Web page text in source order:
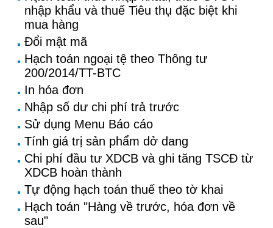
nhập khẩu và thuế Tiêu thụ đặc biệt khi
mua hàng
Đổi mật mã
Hạch toán ngoại tệ theo Thông tư
200/2014/TT-BTC
In hóa đơn
Nhập số dư chi phí trả trước
Sử dụng Menu Báo cáo
Tính giá trị sản phẩm dở dang
Chi phí đầu tư XDCB và ghi tăng TSCĐ từ
XDCB hoàn thành
Tự động hạch toán thuế theo tờ khai
Hạch toán "Hàng về trước, hóa đơn về
sau"